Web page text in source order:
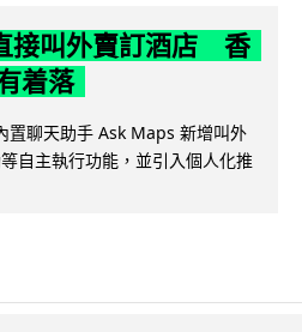
接叫外賣訂酒店 香
着落
聊天助手 Ask Maps 新增叫外
自主執行功能，並引入個人化推